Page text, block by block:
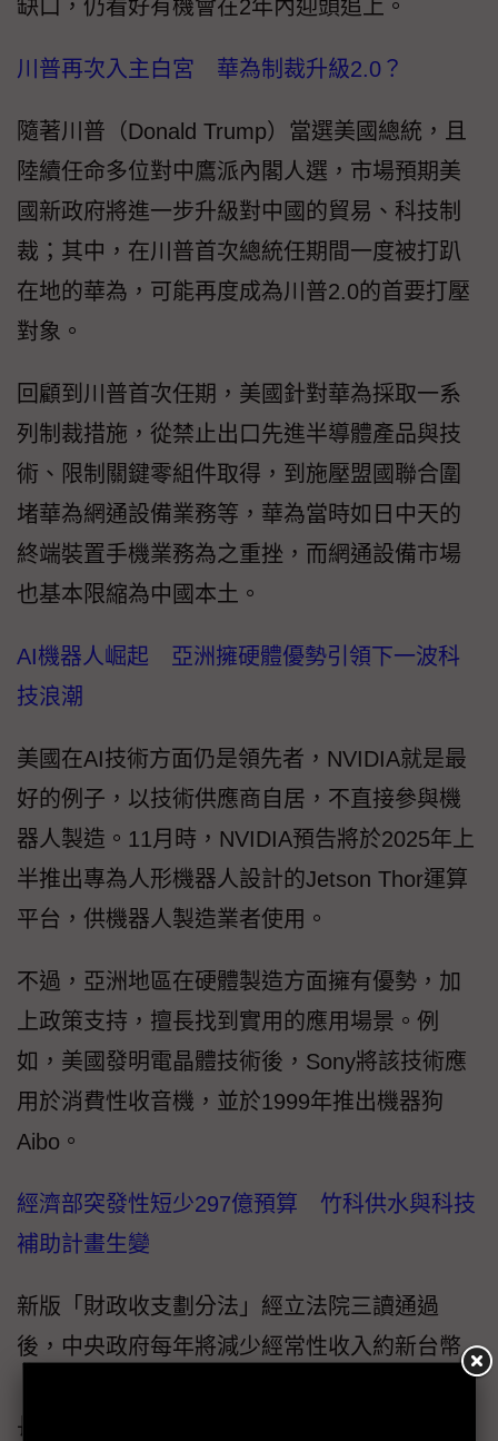
缺口，仍看好有機會在2年內迎頭追上。
川普再次入主白宮 華為制裁升級2.0？
隨著川普（Donald Trump）當選美國總統，且
陸續任命多位對中鷹派內閣人選，市場預期美
國新政府將進一步升級對中國的貿易、科技制
裁；其中，在川普首次總統任期間一度被打趴
在地的華為，可能再度成為川普2.0的首要打壓
對象。
回顧到川普首次任期，美國針對華為採取一系
列制裁措施，從禁止出口先進半導體產品與技
術、限制關鍵零組件取得，到施壓盟國聯合圍
堵華為網通設備業務等，華為當時如日中天的
終端裝置手機業務為之重挫，而網通設備市場
也基本限縮為中國本土。
AI機器人崛起 亞洲擁硬體優勢引領下一波科
技浪潮
美國在AI技術方面仍是領先者，NVIDIA就是最
好的例子，以技術供應商自居，不直接參與機
器人製造。11月時，NVIDIA預告將於2025年上
半推出專為人形機器人設計的Jetson Thor運算
平台，供機器人製造業者使用。
不過，亞洲地區在硬體製造方面擁有優勢，加
上政策支持，擅長找到實用的應用場景。例
如，美國發明電晶體技術後，Sony將該技術應
用於消費性收音機，並於1999年推出機器狗
Aibo。
經濟部突發性短少297億預算 竹科供水與科技
補助計畫生變
新版「財政收支劃分法」經立法院三讀通過
後，中央政府每年將減少經常性收入約新台幣
長郭智輝24日率所屬官員召開記者會表示，經